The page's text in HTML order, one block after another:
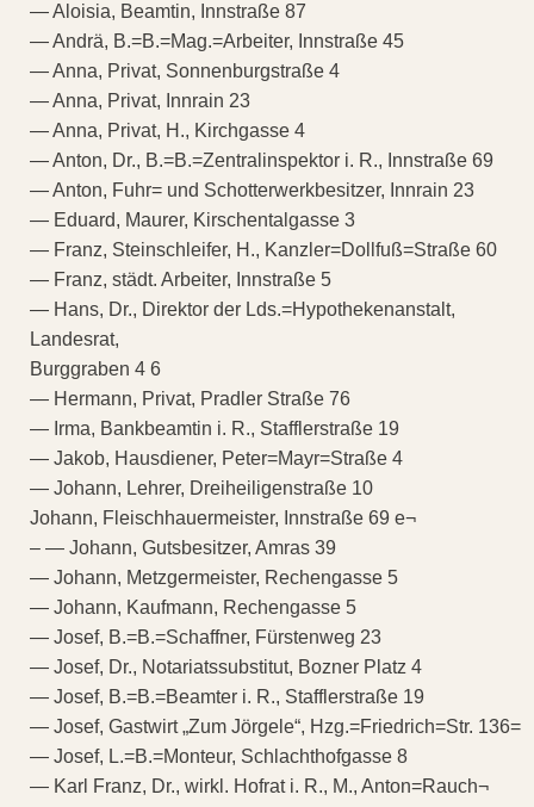
— Aloisia, Beamtin, Innstraße 87
— Andrä, B.=B.=Mag.=Arbeiter, Innstraße 45
— Anna, Privat, Sonnenburgstraße 4
— Anna, Privat, Innrain 23
— Anna, Privat, H., Kirchgasse 4
— Anton, Dr., B.=B.=Zentralinspektor i. R., Innstraße 69
— Anton, Fuhr= und Schotterwerkbesitzer, Innrain 23
— Eduard, Maurer, Kirschentalgasse 3
— Franz, Steinschleifer, H., Kanzler=Dollfuß=Straße 60
— Franz, städt. Arbeiter, Innstraße 5
— Hans, Dr., Direktor der Lds.=Hypothekenanstalt,
Landesrat,
Burggraben 4 6
— Hermann, Privat, Pradler Straße 76
— Irma, Bankbeamtin i. R., Stafflerstraße 19
— Jakob, Hausdiener, Peter=Mayr=Straße 4
— Johann, Lehrer, Dreiheiligenstraße 10
Johann, Fleischhauermeister, Innstraße 69 e¬
– — Johann, Gutsbesitzer, Amras 39
— Johann, Metzgermeister, Rechengasse 5
— Johann, Kaufmann, Rechengasse 5
— Josef, B.=B.=Schaffner, Fürstenweg 23
— Josef, Dr., Notariatssubstitut, Bozner Platz 4
— Josef, B.=B.=Beamter i. R., Stafflerstraße 19
— Josef, Gastwirt „Zum Jörgele“, Hzg.=Friedrich=Str. 136=
— Josef, L.=B.=Monteur, Schlachthofgasse 8
— Karl Franz, Dr., wirkl. Hofrat i. R., M., Anton=Rauch¬